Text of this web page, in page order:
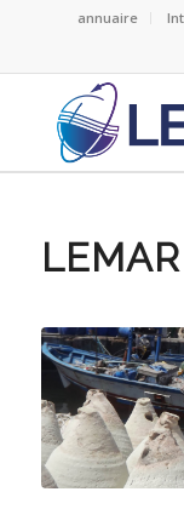
annuaire